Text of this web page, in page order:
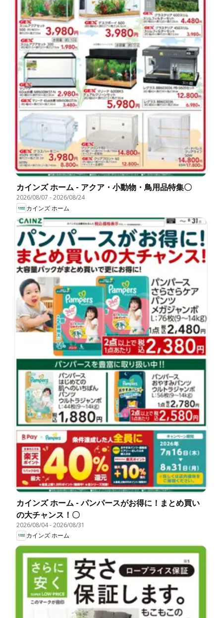
カインズ ホーム - アクア・小動物・鳥用品特集〇
2026/08/07 -2026/08/24
カインズ ホーム
カインズ ホーム - パンパースがお得に！まとめ買い
の大チャンス！〇
2026/08/04-2026/08/31
カインズ ホーム